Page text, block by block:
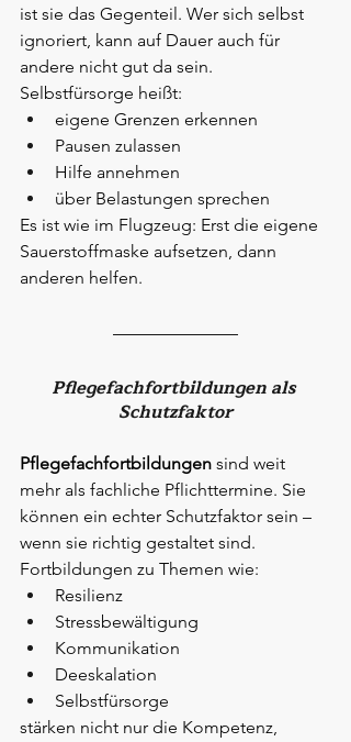
ist sie das Gegenteil. Wer sich selbst
ignoriert, kann auf Dauer auch für
andere nicht gut da sein.
Selbstfürsorge heißt:
eigene Grenzen erkennen
Pausen zulassen
Hilfe annehmen
über Belastungen sprechen
Es ist wie im Flugzeug: Erst die eigene
Sauerstoffmaske aufsetzen, dann
anderen helfen.
Pflegefachfortbildungen als
Schutzfaktor
Pflegefachfortbildungen sind weit
mehr als fachliche Pflichttermine. Sie
können ein echter Schutzfaktor sein –
wenn sie richtig gestaltet sind.
Fortbildungen zu Themen wie:
Resilienz
Stressbewältigung
Kommunikation
Deeskalation
Selbstfürsorge
stärken nicht nur die Kompetenz,